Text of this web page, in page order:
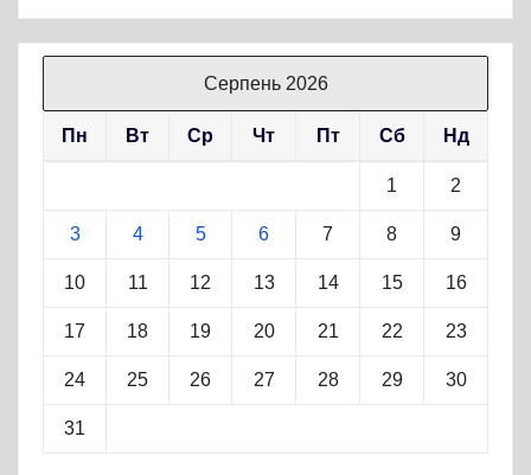
Серпень 2026
Пн Вт Ср Чт Пт Сб Нд
1 2
3 4 5 6 7 8 9
10 11 12 13 14 15 16
17 18 19 20 21 22 23
24 25 26 27 28 29 30
31